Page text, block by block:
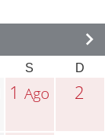
S D
1Ago 2